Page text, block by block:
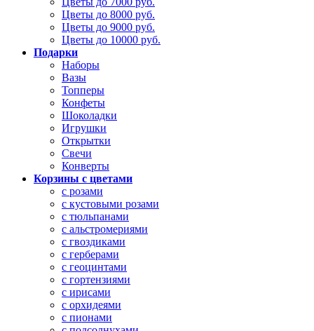
Цветы до 8000 руб.
Цветы до 9000 руб.
Цветы до 10000 руб.
Подарки
Наборы
Вазы
Топперы
Конфеты
Шоколадки
Игрушки
Открытки
Свечи
Конверты
Корзины с цветами
с розами
с кустовыми розами
с тюльпанами
с альстромериями
с гвоздиками
с герберами
с геоцинтами
с гортензиями
с ирисами
с орхидеями
с пионами